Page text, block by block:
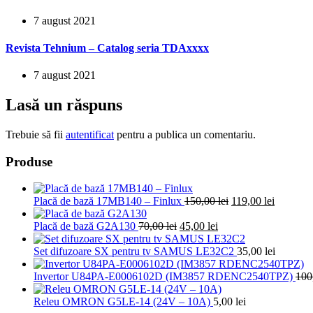
7 august 2021
Revista Tehnium – Catalog seria TDAxxxx
7 august 2021
Lasă un răspuns
Trebuie să fii autentificat pentru a publica un comentariu.
Produse
Placă de bază 17MB140 – Finlux 150,00lei Prețul
fost:
150,00 lei.
119,00 lei
Placă de bază G2A130 70,00lei Prețul
inițial
a
fost:
70,00 lei.
45,00 lei
curent
este:
45,00 lei.
Set difuzoare SX pentru tv SAMUS LE32C2 35,00 lei
Invertor U84PA-E0006102D (IM3857 RDENC2540TPZ)
Releu OMRON G5LE-14 (24V – 10A) 5,00 lei